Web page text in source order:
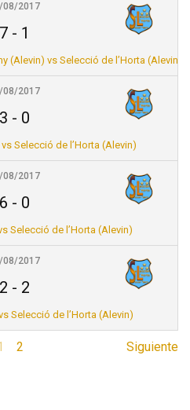
08/2017
7- 1
(Alevin) vs Selecció de l’Horta (Alevin)
08/2017
3 - 0
Selecció de l’Horta (Alevin)
08/2017
6 - 0
Selecció de l’Horta (Alevin)
08/2017
2 - 2
Selecció de l’Horta (Alevin)
2 Siguiente